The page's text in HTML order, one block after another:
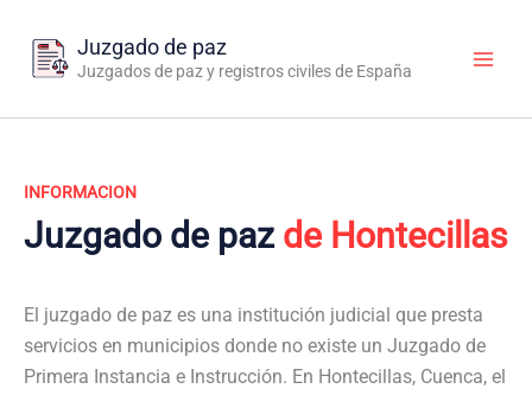
contenido
Juzgado de paz
Juzgados de paz y registros civiles de España
INFORMACION
Juzgado de paz de Hontecillas
El juzgado de paz es una institución judicial que presta
servicios en municipios donde no existe un Juzgado de
Primera Instancia e Instrucción. En Hontecillas, Cuenca, el